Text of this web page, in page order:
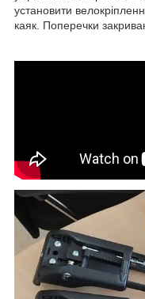
установити
каяк. Поперечки